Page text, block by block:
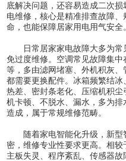
底解决问题，还容易造成二次
电维修，核心是精准排查故障
命，也能保障居家用电用气安全
日常居家家电故障大多为
免过度维修。空调常见故障集
等，多由滤网堵塞、外机积灰
都需要更换配件。冰箱频繁结
热差、密封条老化、压缩机积
机卡顿、不脱水、漏水，多为
造成，属于常规维修范畴。
随着家电智能化升级，新
密，维修专业性要求更高。相
主板失灵、程序紊乱、传感器